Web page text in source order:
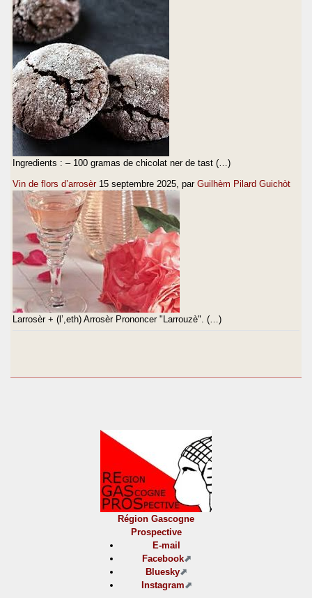
Ingredients : – 100 gramas de chicolat ner de tast (…)
Vin de flors d’arrosèr 15 septembre 2025, par Guilhèm Pilard Guichòt
Larrosèr + (l’,eth) Arrosèr Prononcer "Larrouzè". (…)
Région Gascogne
Prospective
E-mail
Facebook
Bluesky
Instagram